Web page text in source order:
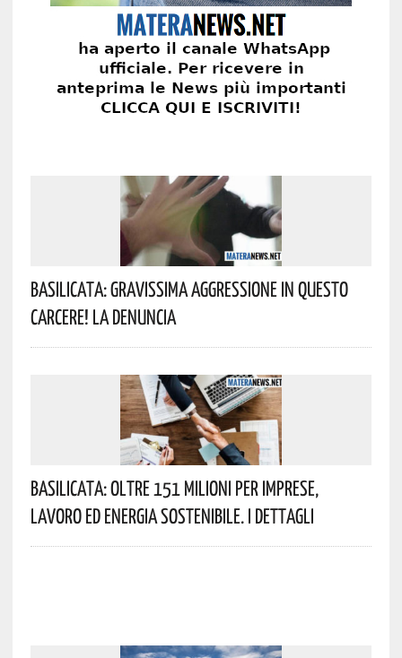
Basilicata: Gravissima Aggressione In Questo
Carcere! La Denuncia
Basilicata: Oltre 151 Milioni Per Imprese,
Lavoro Ed Energia Sostenibile. I Dettagli